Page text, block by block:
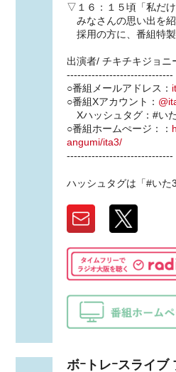
▽１６：１５頃「私だけ
みなさんの思い出を紹
採用の方に、番組特製
出演者/ チキチキジョ
------------------------------
○番組メールアドレス：
○番組Xアカウント：
Xハッシュタグ：#い
○番組ホームぺージ：：
angumi/ita3/
------------------------------
ハッシュタグは「#いた3
ボｰトレｰスライブ